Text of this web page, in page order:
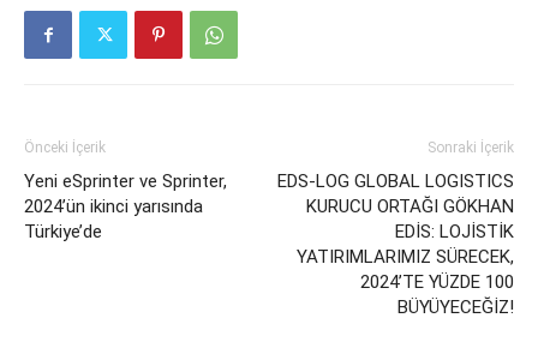
Önceki İçerik
Yeni eSprinter ve Sprinter,
2024’ün ikinci yarısında
Türkiye’de
Sonraki İçerik
EDS-LOG GLOBAL LOGISTICS
KURUCU ORTAĞI GÖKHAN
EDİS: LOJİSTİK
YATIRIMLARIMIZ SÜRECEK,
2024’TE YÜZDE 100
BÜYÜYECEĞİZ!